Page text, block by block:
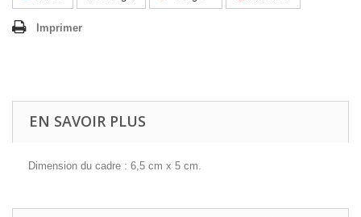
Imprimer
EN SAVOIR PLUS
Dimension du cadre : 6,5 cm x 5 cm.